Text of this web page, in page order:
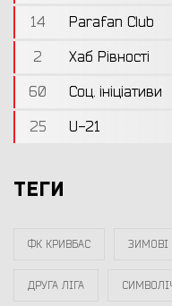
14
Parafan Club
2
Хаб Рівності
60
Соц. ініціативи
25
U-21
ТЕГИ
ФК КРИВБАС ЗИМОВІ
ДРУГА ЛІГА